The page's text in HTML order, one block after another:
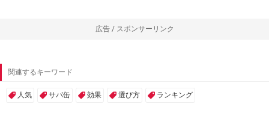
広告 / スポンサーリンク
関連するキーワード
人気 サバ缶 効果 選び方 ランキング